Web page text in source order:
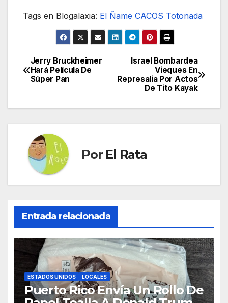
Tags en Blogalaxia: El Ñame CACOS Totonada
Navegación
de
entradas
Israel Bombardea
Vieques En
Represalia Por Actos
De Tito Kayak
Jerry Bruckheimer
Hará Película De
Súper Pan
Por El Rata
Entrada relacionada
ESTADOS UNIDOS LOCALES
Puerto Rico Envía Un Rollo De